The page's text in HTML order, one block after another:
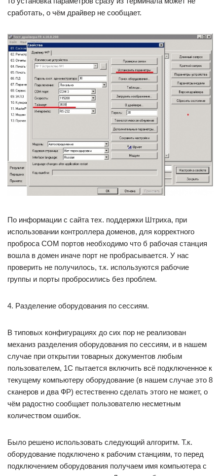
сработать, о чём драйвер не сообщает.
По информации с сайта тех. поддержки Штриха, при
использовании контроллера доменов, для корректного
проброса COM портов необходимо что б рабочая станция
вошла в домен иначе порт не пробрасывается. У нас
проверить не получилось, т.к. используются рабочие
группы и порты пробросились без проблем.
4. Разделение оборудования по сессиям.
В типовых конфигурациях до сих пор не реализован
механиз разделения оборудования по сессиям, и в нашем
случае при открытии товарных документов любым
пользователем, 1С пытается включить всё подключенное к
текущему компьютеру оборудование (в нашем случае это 8
сканеров и два ФР) естественно сделать этого не может, о
чём радостно сообщает пользователю несметным
количеством ошибок.
Было решено использовать следующий алгоритм. Т.к.
оборудование подключено к рабочим станциям, то перед
подключением оборудования получаем имя компьютера с